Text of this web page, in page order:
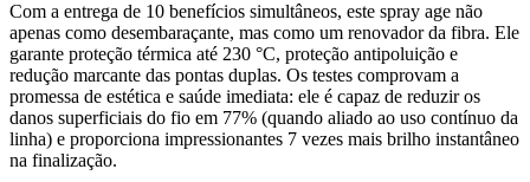
Com a entrega de 10 benefícios simultâneos, este spray age não
apenas como desembaraçante, mas como um renovador da fibra. Ele
garante proteção térmica até 230 °C, proteção antipoluição e
redução marcante das pontas duplas. Os testes comprovam a
promessa de estética e saúde imediata: ele é capaz de reduzir os
danos superficiais do fio em 77% (quando aliado ao uso contínuo da
linha) e proporciona impressionantes 7 vezes mais brilho instantâneo
na finalização.